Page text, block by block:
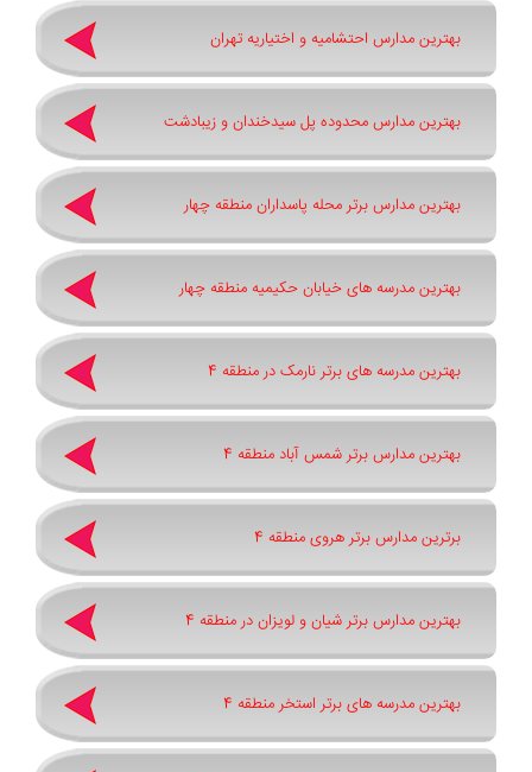
بهترین مدارس احتشامیه و اختیاریه تهران
بهترین مدارس محدوده پل سیدخندان و زیبادشت
بهترین مدارس برتر محله پاسداران منطقه چهار
بهترین مدرسه های خیابان حکیمیه منطقه چهار
بهترین مدرسه های برتر نارمک در منطقه 4
بهترین مدارس برتر شمس آباد منطقه 4
برترین مدارس برتر هروی منطقه 4
بهترین مدارس برتر شیان و لویزان در منطقه 4
بهترین مدرسه های برتر استخر منطقه 4